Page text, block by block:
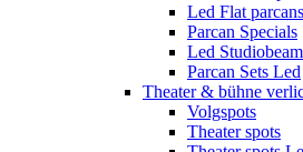
Led Flat parcans
Parcan Specials
Led Studiobeam
Parcan Sets Led
Theater & bühne
Volgspots
Theater spots